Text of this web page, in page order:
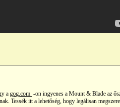
agog.com -on ingyenes a Mount & Blade az
Tessék itt a lehetőség, hogy legálisan